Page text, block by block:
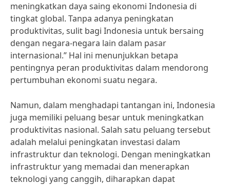
meningkatkan daya saing ekonomi Indonesia di
tingkat global. Tanpa adanya peningkatan
produktivitas, sulit bagi Indonesia untuk bersaing
dengan negara-negara lain dalam pasar
internasional.” Hal ini menunjukkan betapa
pentingnya peran produktivitas dalam mendorong
pertumbuhan ekonomi suatu negara.
Namun, dalam menghadapi tantangan ini, Indonesia
juga memiliki peluang besar untuk meningkatkan
produktivitas nasional. Salah satu peluang tersebut
adalah melalui peningkatan investasi dalam
infrastruktur dan teknologi. Dengan meningkatkan
infrastruktur yang memadai dan menerapkan
teknologi yang canggih, diharapkan dapat